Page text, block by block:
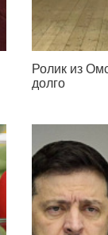
Ролик из
долго